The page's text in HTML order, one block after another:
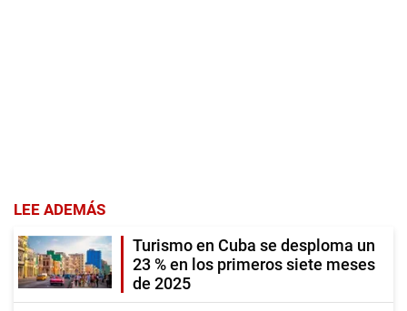
LEE ADEMÁS
Turismo en Cuba se desploma un
23 % en los primeros siete meses
de 2025